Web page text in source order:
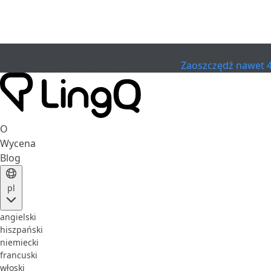
Zaoszczędź nawet
O
Wycena
Blog
pl
angielski
hiszpański
niemiecki
francuski
włoski